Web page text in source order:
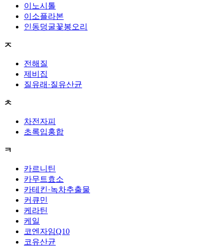
이노시톨
이소플라본
인동덩굴꽃봉오리
ㅈ
전해질
제비집
질유래·질유산균
ㅊ
차전자피
초록입홍합
ㅋ
카르니틴
카무트효소
카테킨·녹차추출물
커큐민
케라틴
케일
코엔자임Q10
코유산균